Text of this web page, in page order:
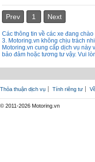
Prev 1 Next
Các thông tin về các xe đang
3. Motoring.vn không chịu trách
Motoring.vn cung cấp dịch vụ này
bảo đảm hoặc tương tư vậy. Vui
Thỏa thuận dịch vụ Tính riêng tư
© 2011-2026 Motoring.vn